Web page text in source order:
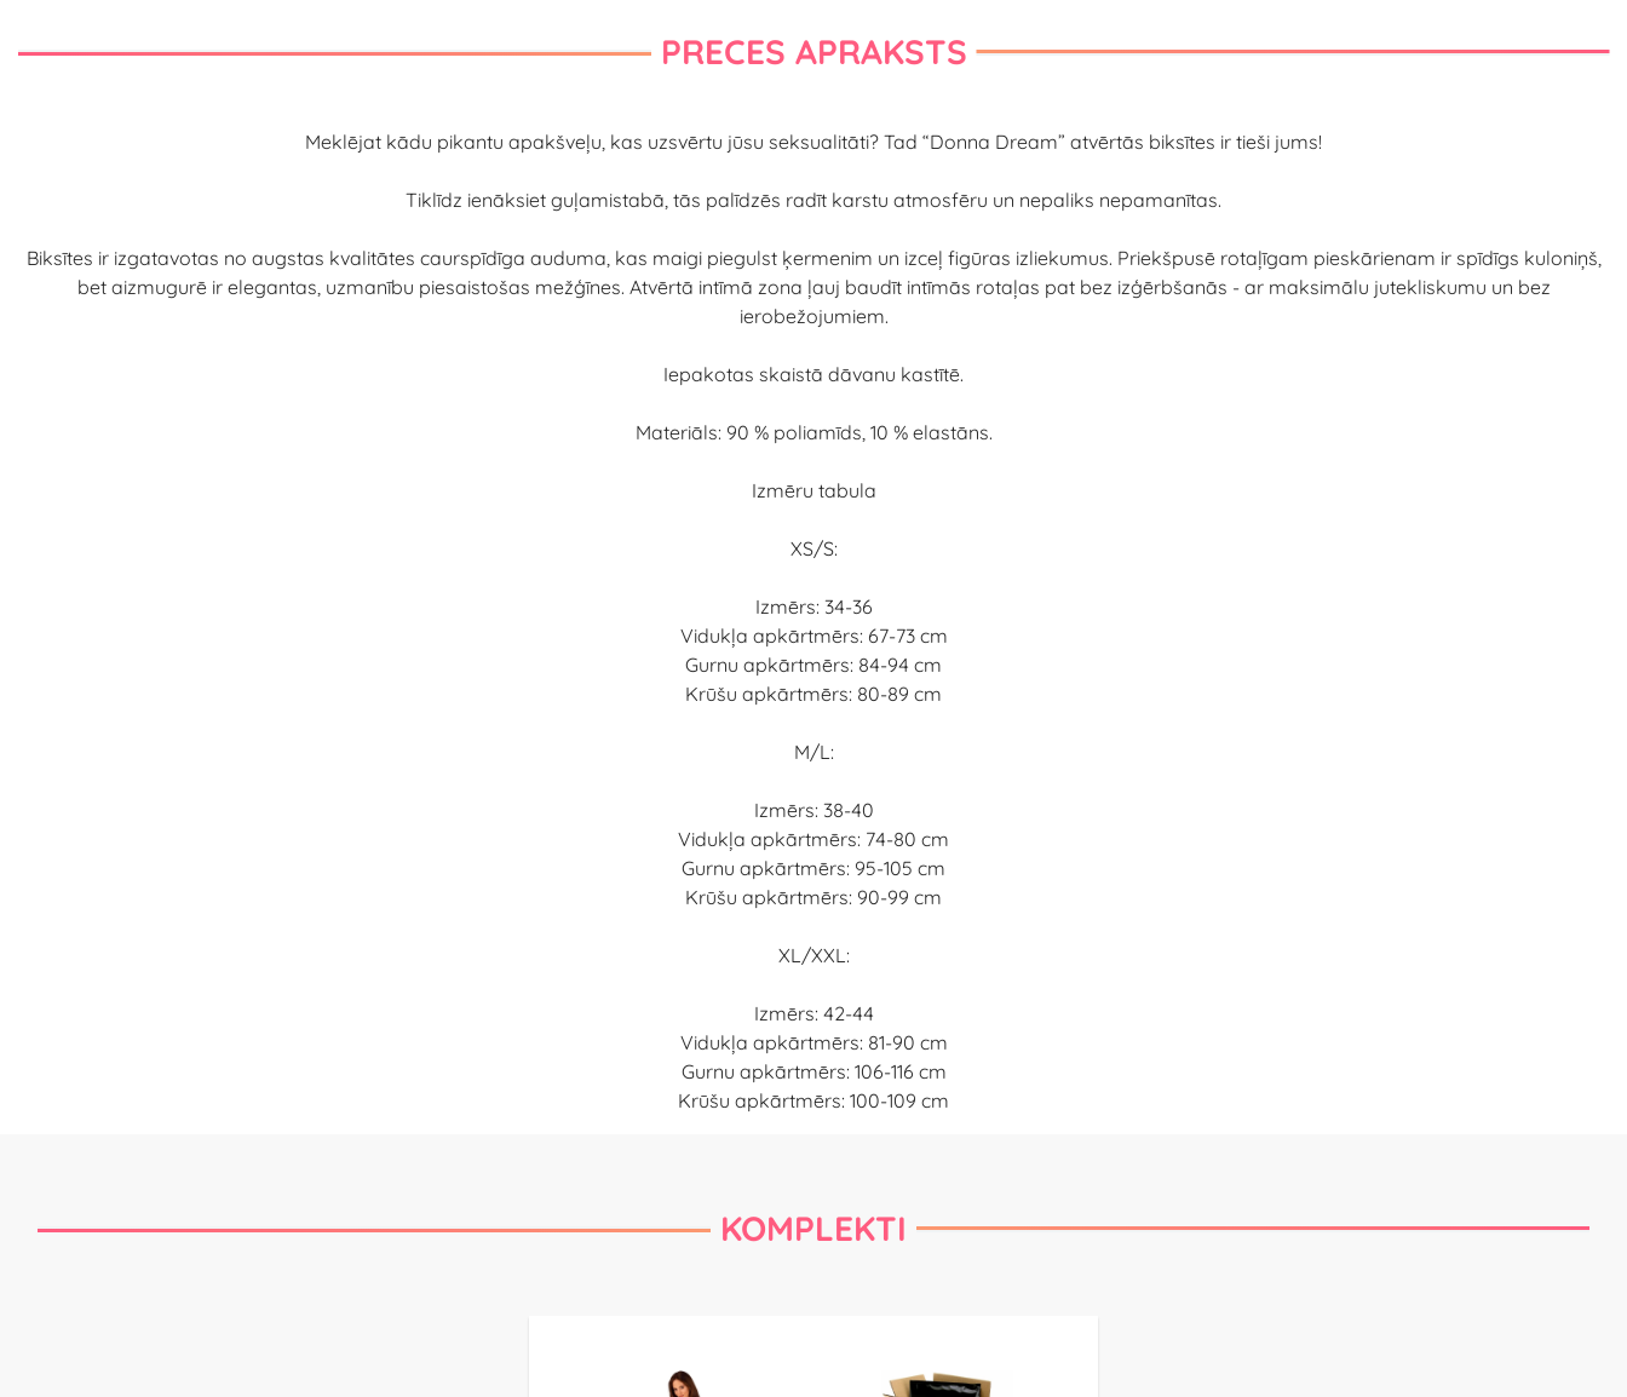
PRECES APRAKSTS
Meklējat kādu pikantu apakšveļu, kas uzsvērtu jūsu seksualitāti? Tad “Donna Dream” atvērtās biksītes ir tieši jums!
Tiklīdz ienāksiet guļamistabā, tās palīdzēs radīt karstu atmosfēru un nepaliks nepamanītas.
Biksītes ir izgatavotas no augstas kvalitātes caurspīdīga auduma, kas maigi piegulst ķermenim un izceļ figūras izliekumus. Priekšpusē rotaļīgam pieskārienam ir spīdīgs kuloniņš,
bet aizmugurē ir elegantas, uzmanību piesaistošas mežģīnes. Atvērtā intīmā zona ļauj baudīt intīmās rotaļas pat bez izģērbšanās - ar maksimālu jutekliskumu un bez
ierobežojumiem.
Iepakotas skaistā dāvanu kastītē.
Materiāls: 90 % poliamīds, 10 % elastāns.
Izmēru tabula
XS/S:
Izmērs: 34-36
Vidukļa apkārtmērs: 67-73 cm
Gurnu apkārtmērs: 84-94 cm
Krūšu apkārtmērs: 80-89 cm
M/L:
Izmērs: 38-40
Vidukļa apkārtmērs: 74-80 cm
Gurnu apkārtmērs: 95-105 cm
Krūšu apkārtmērs: 90-99 cm
XL/XXL:
Izmērs: 42-44
Vidukļa apkārtmērs: 81-90 cm
Gurnu apkārtmērs: 106-116 cm
Krūšu apkārtmērs: 100-109 cm
KOMPLEKTI